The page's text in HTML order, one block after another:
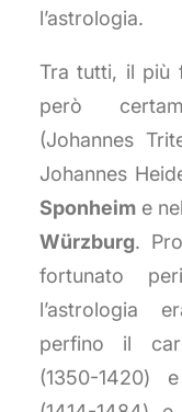
l’astrologia.
Tra tutti, il più
però
(Johannes
Johannes
Sponheim e
Würzburg.
fortunato
l’astrologia
perfino il
(1350-1420)